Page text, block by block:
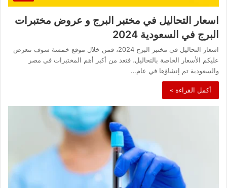
اسعار التحاليل في مختبر البرج و عروض مختبرات
البرج في السعودية 2024
اسعار التحاليل في مختبر البرج 2024، فمن خلال موقع خمسة سوف نتعرض
عليكم الأسعار الخاصة بالتحاليل، فتعد من أكبر أهم المختبرات في مصر
والسعودية تم إنشاؤها في عام…
أكمل القراءة »